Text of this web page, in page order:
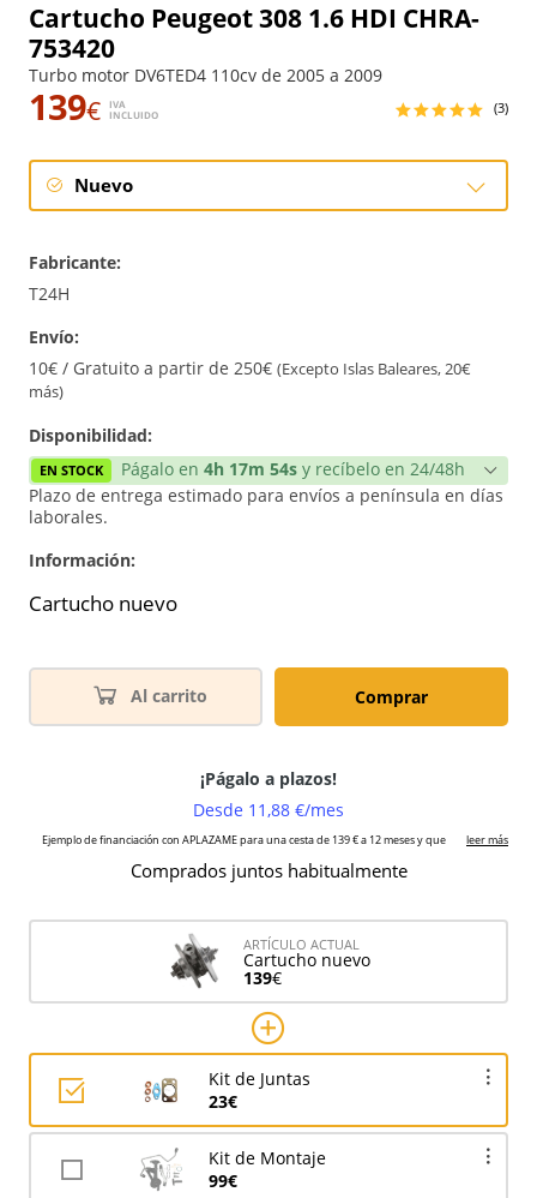
Cartucho Peugeot 308 1.6 HDI CHRA-
753420
Turbo motor DV6TED4 110cv de 2005 a 2009
139€
IVA
INCLUIDO
(3)
Nuevo
Fabricante:
T24H
Envío:
10€ / Gratuito a partir de 250€ (Excepto Islas Baleares, 20€
más)
Disponibilidad:
EN STOCK Págalo en 4h 17m 53s y recíbelo en 24/48h
Plazo de entrega estimado para envíos a península en días
laborales.
Información:
Cartucho nuevo
Al carrito Comprar
Comprados juntos habitualmente
ARTÍCULO ACTUAL
Cartucho nuevo
139€
Kit de Juntas
23€
Kit de Montaje
99€